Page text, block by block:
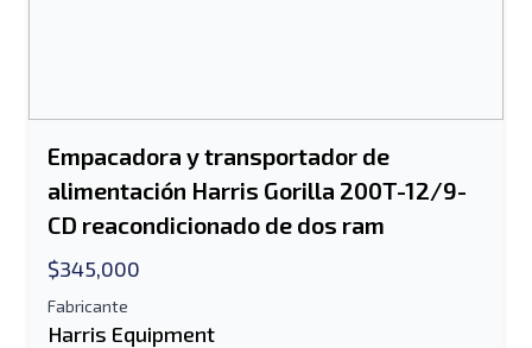
Empacadora y transportador de
alimentación Harris Gorilla 200T-12/9-
CD reacondicionado de dos ram
$345,000
Fabricante
Harris Equipment